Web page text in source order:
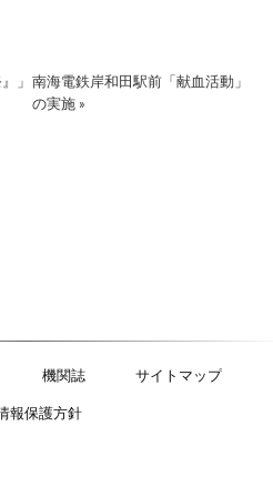
」 南海電鉄岸和田駅前「献血活動」
の実施 »
機関誌 サイトマップ
報保護方針